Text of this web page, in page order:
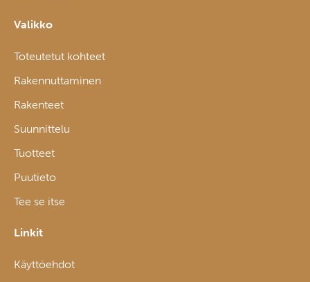
Valikko
Toteutetut kohteet
Rakennuttaminen
Rakenteet
Suunnittelu
Tuotteet
Puutieto
Tee se itse
Linkit
Käyttöehdot